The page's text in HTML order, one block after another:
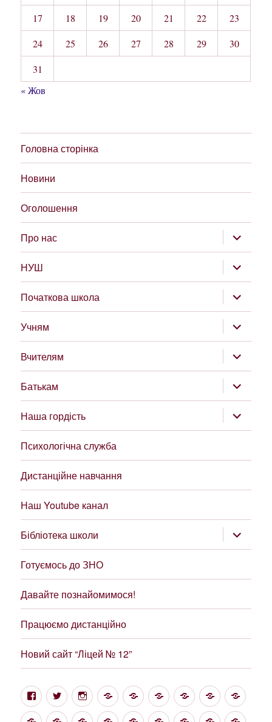
17
18 19 20 21 22
23
24
25 26 27 28 29
30
31
« Жов
Головна сторінка
Новини
Оголошення
Про нас
підменю
НУШ
підменю
Початкова школа
підменю
Учням
підменю
Вчителям
підменю
Батькам
підменю
Наша гордість
підменю
Психологічна служба
Дистанційне навчання
Наш Youtube канал
Бібліотека школи
підменю
Готуємось до ЗНО
Давайте познайомимося!
Працюємо дистанційно
Новий сайт “Ліцей № 12”
FacebookTwitterInstagramGoogleЦікаві
посилання
Структура
та
Проект
“Демократична
Новини